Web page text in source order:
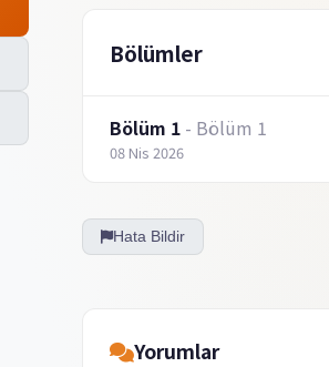
Bölümler
Bölüm 1 - Bölüm 1
08 Nis 2026
Hata Bildir
Yorumlar